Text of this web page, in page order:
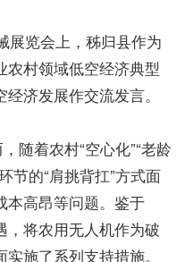
展览会上，秭归县作为
农村领域低空经济典型
济发展作交流发言。
随着农村“空心化”“老龄
节的“肩挑背扛”方式面
本高昂等问题。鉴于
，将农用无人机作为破
施了系列支持措施。